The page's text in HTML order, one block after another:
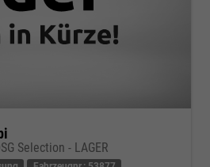
Selection - LAGER